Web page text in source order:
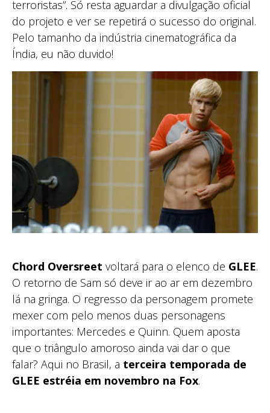
terroristas”. Só resta aguardar a divulgação oficial
do projeto e ver se repetirá o sucesso do original.
Pelo tamanho da indústria cinematográfica da
Índia, eu não duvido!
Chord Oversreet voltará para o elenco de GLEE.
O retorno de Sam só deve ir ao ar em dezembro
lá na gringa. O regresso da personagem promete
mexer com pelo menos duas personagens
importantes: Mercedes e Quinn. Quem aposta
que o triângulo amoroso ainda vai dar o que
falar? Aqui no Brasil, a terceira temporada de
GLEE estréia em novembro na Fox.